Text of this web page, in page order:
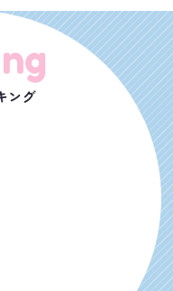
ング